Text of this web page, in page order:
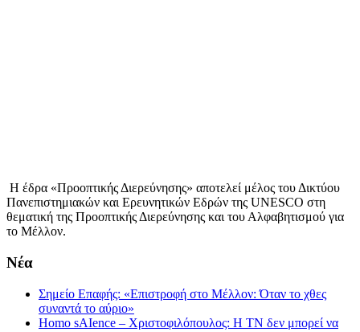
Η έδρα «Προοπτικής Διερεύνησης» αποτελεί μέλος του Δικτύου
Πανεπιστημιακών και Ερευνητικών Εδρών της UNESCO στη
θεματική της Προοπτικής Διερεύνησης και του Αλφαβητισμού για
το Μέλλον.
Νέα
Σημείο Επαφής: «Επιστροφή στο Μέλλον: Όταν το χθες
συναντά το αύριο»
Homo sAIence – Χριστοφιλόπουλος: Η ΤΝ δεν μπορεί να